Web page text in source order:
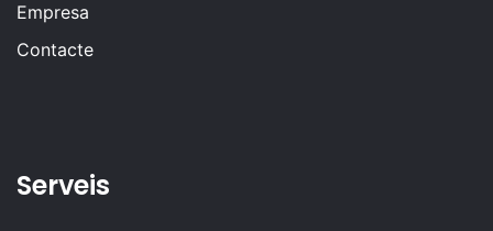
Empresa
Contacte
Serveis